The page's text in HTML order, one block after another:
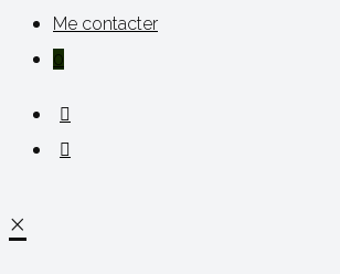
Me contacter
0
×